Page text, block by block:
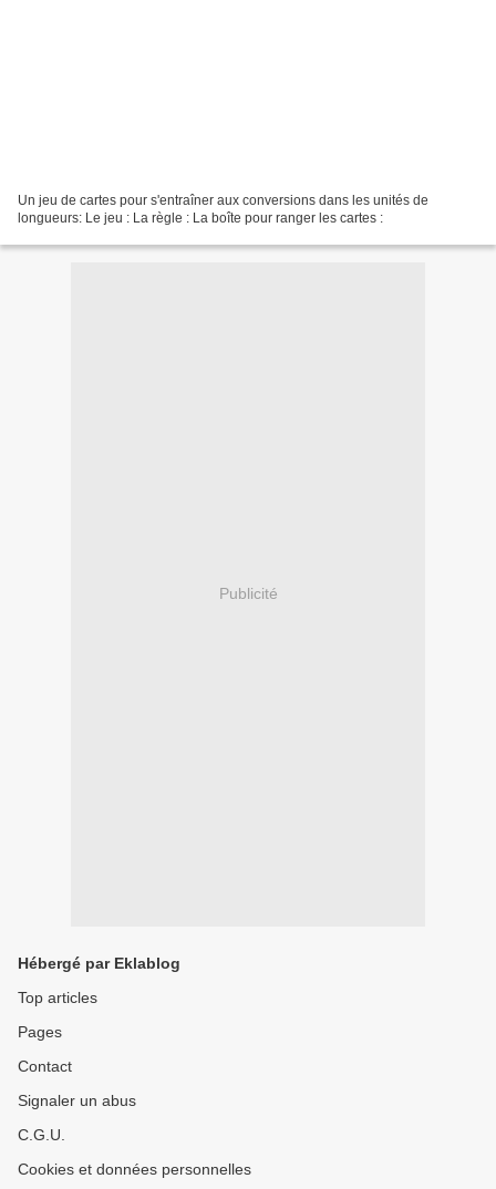
Un jeu de cartes pour s'entraîner aux conversions dans les unités de
longueurs: Le jeu : La règle : La boîte pour ranger les cartes :
Publicité
Hébergé par Eklablog
Top articles
Pages
Contact
Signaler un abus
C.G.U.
Cookies et données personnelles